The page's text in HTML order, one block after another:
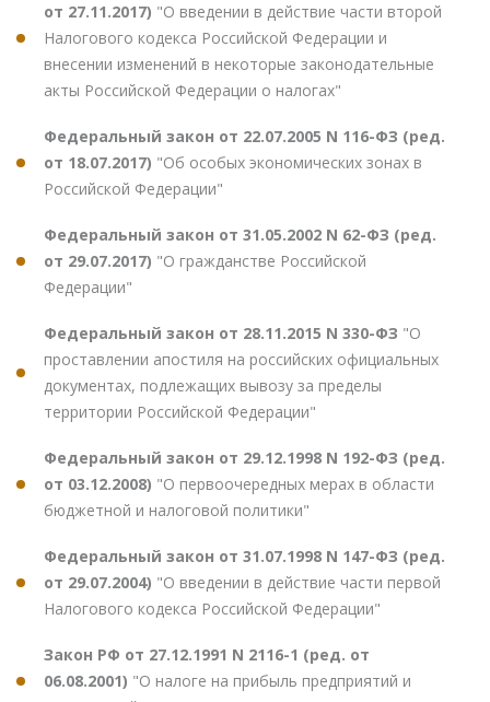
от 27.11.2017) "О введении в действие части второй
Налогового кодекса Российской Федерации и
внесении изменений в некоторые законодательные
акты Российской Федерации о налогах"
Федеральный закон от 22.07.2005 N 116-ФЗ (ред.
от 18.07.2017) "Об особых экономических зонах в
Российской Федерации"
Федеральный закон от 31.05.2002 N 62-ФЗ (ред.
от 29.07.2017) "О гражданстве Российской
Федерации"
Федеральный закон от 28.11.2015 N 330-ФЗ "О
проставлении апостиля на российских официальных
документах, подлежащих вывозу за пределы
территории Российской Федерации"
Федеральный закон от 29.12.1998 N 192-ФЗ (ред.
от 03.12.2008) "О первоочередных мерах в области
бюджетной и налоговой политики"
Федеральный закон от 31.07.1998 N 147-ФЗ (ред.
от 29.07.2004) "О введении в действие части первой
Налогового кодекса Российской Федерации"
Закон РФ от 27.12.1991 N 2116-1 (ред. от
06.08.2001) "О налоге на прибыль предприятий и